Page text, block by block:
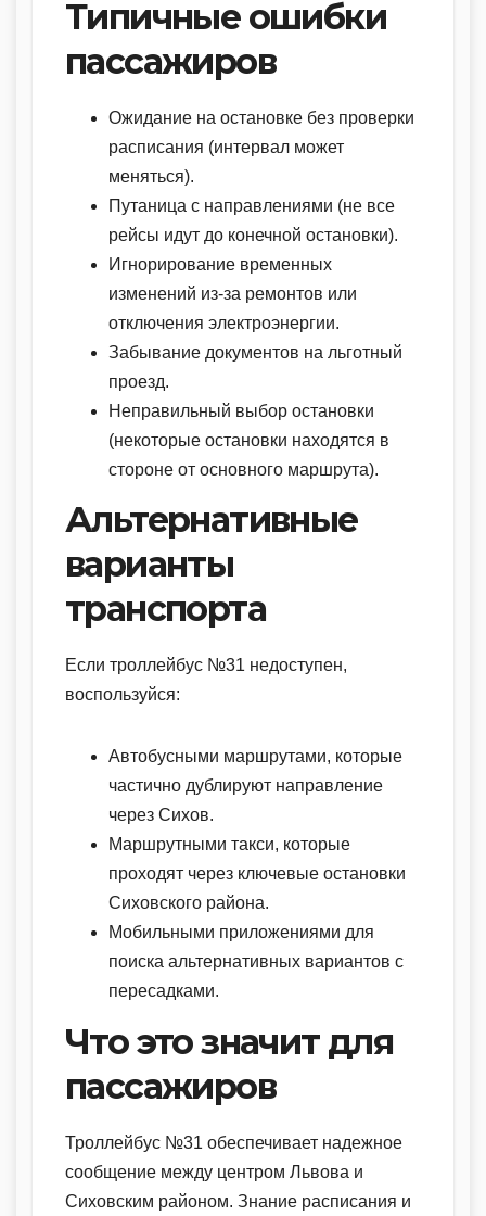
Типичные ошибки
пассажиров
Ожидание на остановке без проверки
расписания (интервал может
меняться).
Путаница с направлениями (не все
рейсы идут до конечной остановки).
Игнорирование временных
изменений из-за ремонтов или
отключения электроэнергии.
Забывание документов на льготный
проезд.
Неправильный выбор остановки
(некоторые остановки находятся в
стороне от основного маршрута).
Альтернативные
варианты
транспорта
Если троллейбус №31 недоступен,
воспользуйся:
Автобусными маршрутами, которые
частично дублируют направление
через Сихов.
Маршрутными такси, которые
проходят через ключевые остановки
Сиховского района.
Мобильными приложениями для
поиска альтернативных вариантов с
пересадками.
Что это значит для
пассажиров
Троллейбус №31 обеспечивает надежное
сообщение между центром Львова и
Сиховским районом. Знание расписания и